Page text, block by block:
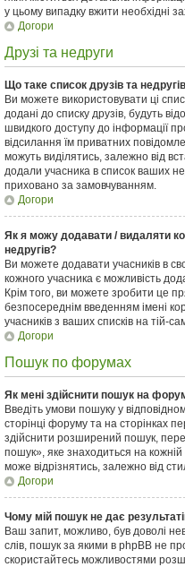
у цьому випадку вжити необхідні
Догори
Друзі та недруги
Що таке список друзів та
Ви можете використовувати ці
додані до списку друзів, будуть
швидкого доступу до інформації
відсилання їм приватних
можуть виділятись, залежно від
додали учасника в список ваших
приховано за замовчуванням.
Догори
Як я можу додавати / видаляти
недругів?
Ви можете додавати учасників в
кожного учасника є можливість
Крім того, ви можете зробити це
безпосереднім введенням імені
учасників з ваших списків на тій-
Догори
Пошук по форумах
Як мені здійснити пошук на
Введіть умови пошуку у
сторінці форуму та на сторінках
здійснити розширений пошук,
пошук», яке знаходиться на
може відрізнятись, залежно від
Догори
Чому мій пошук не дає
Ваш запит, можливо, був доволі
слів, пошук за якими в phpBB не
скористайтесь можливостями